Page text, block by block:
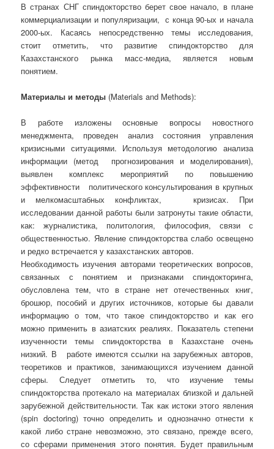
В странах СНГ спиндокторство берет свое начало, в плане
коммерциализации и популяризации, с конца 90-ых и начала
2000-ых. Касаясь непосредственно темы исследования,
стоит отметить, что развитие спиндокторство для
Казахстанского рынка масс-медиа, является новым
понятием.
Материалы и методы (Materials and Methods):
В работе изложены основные вопросы новостного
менеджмента, проведен анализ состояния управления
кризисными ситуациями. Используя методологию анализа
информации (метод прогнозирования и моделирования),
выявлен комплекс мероприятий по повышению
эффективности политического консультирования в крупных
и мелкомасштабных конфликтах, кризисах. При
исследовании данной работы были затронуты такие области,
как: журналистика, политология, философия, связи с
общественностью. Явление спиндокторства слабо освещено
и редко встречается у казахстанских авторов.
Необходимость изучения авторами теоретических вопросов,
связанных с понятием и признаками спиндокторинга,
обусловлена тем, что в стране нет отечественных книг,
брошюр, пособий и других источников, которые бы давали
информацию о том, что такое спиндокторство и как его
можно применить в азиатских реалиях. Показатель степени
изученности темы спиндокторства в Казахстане очень
низкий. В работе имеются ссылки на зарубежных авторов,
теоретиков и практиков, занимающихся изучением данной
сферы. Следует отметить то, что изучение темы
спиндокторства протекало на материалах близкой и дальней
зарубежной действительности. Так как истоки этого явления
(spin doctoring) точно определить и однозначно отнести к
какой либо стране невозможно, это связано, прежде всего,
со сферами применения этого понятия. Будет правильным